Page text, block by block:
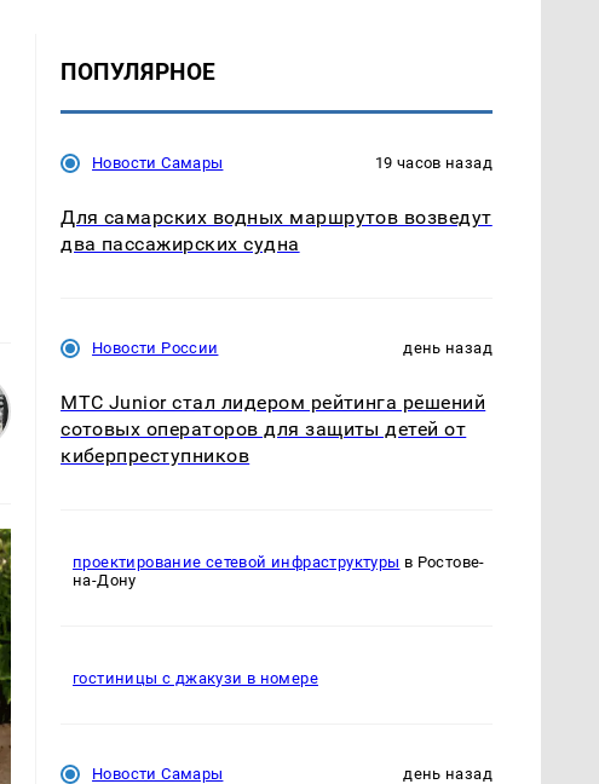
ПОПУЛЯРНОЕ
Новости Самары 19 часов назад
Для самарских водных маршрутов возведут
два пассажирских судна
Новости России день назад
МТС Junior стал лидером рейтинга решений
сотовых операторов для защиты детей от
киберпреступников
проектирование сетевой инфраструктуры в Ростове-
на-Дону
гостиницы с джакузи в номере
Новости Самары день назад